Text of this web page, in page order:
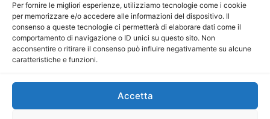
Per fornire le migliori esperienze, utilizziamo tecnologie come i cookie
per memorizzare e/o accedere alle informazioni del dispositivo. Il
consenso a queste tecnologie ci permetterà di elaborare dati come il
comportamento di navigazione o ID unici su questo sito. Non
acconsentire o ritirare il consenso può influire negativamente su alcune
caratteristiche e funzioni.
Accetta
Premio Angelo Frammartino
Sostieni 5 X 1000
CdP: Presentazione
CdP: Regolamento e Comitato di gestione
CdP: Collabora e contatti